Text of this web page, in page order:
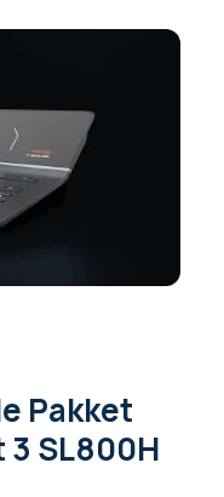
Pakket
SL800H